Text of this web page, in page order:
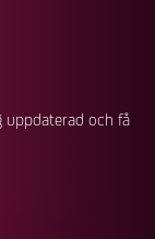
uppdaterad och få